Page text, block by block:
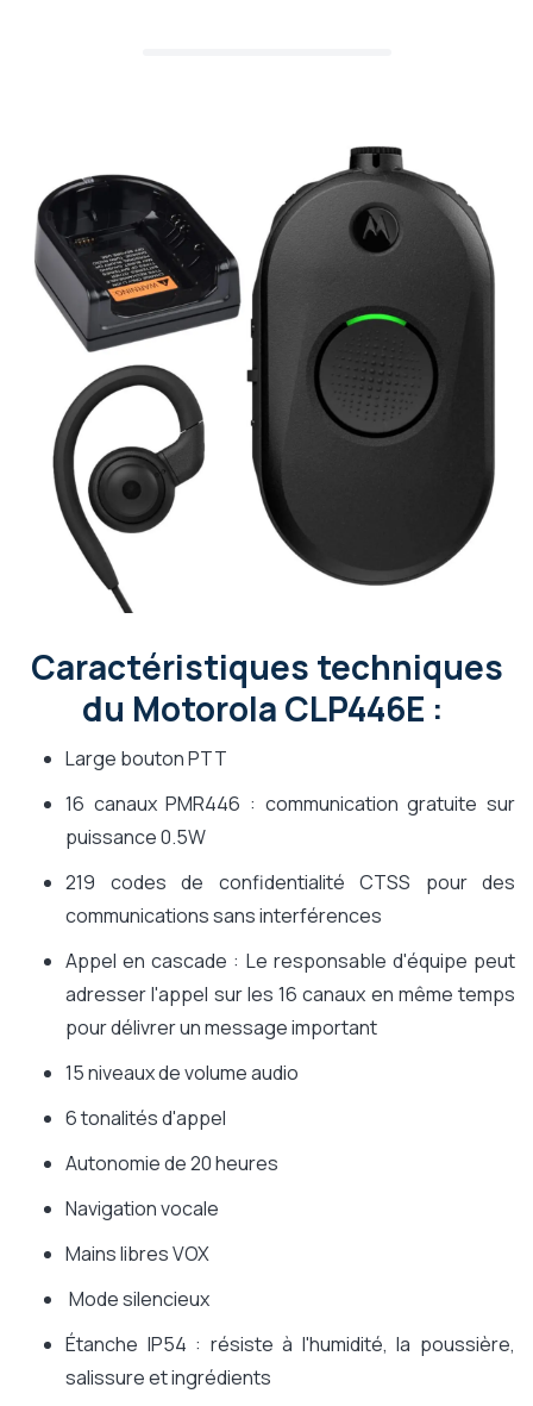
Caractéristiques techniques
du Motorola CLP446E :
Large bouton PTT
16 canaux PMR446 : communication gratuite sur
puissance 0.5W
219 codes de confidentialité CTSS pour des
communications sans interférences
Appel en cascade : Le responsable d'équipe peut
adresser l'appel sur les 16 canaux en même temps
pour délivrer un message important
15 niveaux de volume audio
6 tonalités d'appel
Autonomie de 20 heures
Navigation vocale
Mains libres VOX
Mode silencieux
Étanche IP54 : résiste à l'humidité, la poussière,
salissure et ingrédients